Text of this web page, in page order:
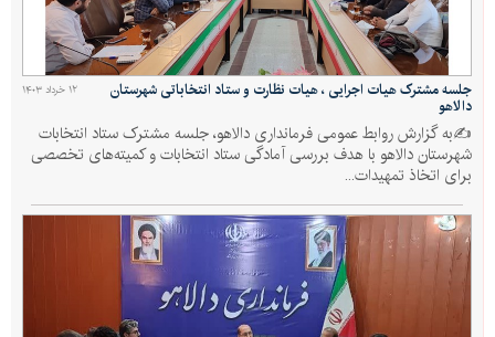
۱۲ خرداد ۱۴۰۳ جلسه مشترک هیات اجرایی ، هیات نظارت و ستاد انتخاباتی شهرستان
دالاهو
✍به گزارش روابط عمومی فرمانداری دالاهو، جلسه مشترک ستاد انتخابات
شهرستان دالاهو با هدف بررسی آمادگی ستاد انتخابات و کمیته‌های تخصصی
برای اتخاذ تمهیدات...